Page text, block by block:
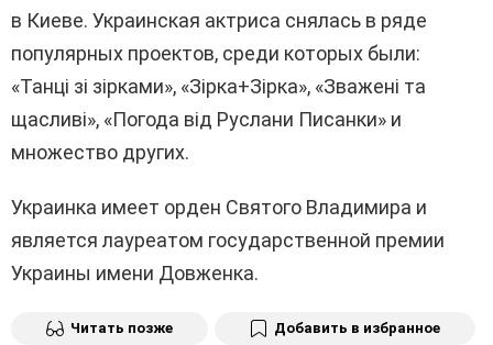
в Киеве. Украинская актриса снялась в ряде
популярных проектов, среди которых были:
«Танці зі зірками», «Зірка+Зірка», «Зважені та
щасливі», «Погода від Руслани Писанки» и
множество других.
Украинка имеет орден Святого Владимира и
является лауреатом государственной премии
Украины имени Довженка.
Читать позже Добавить в избранное